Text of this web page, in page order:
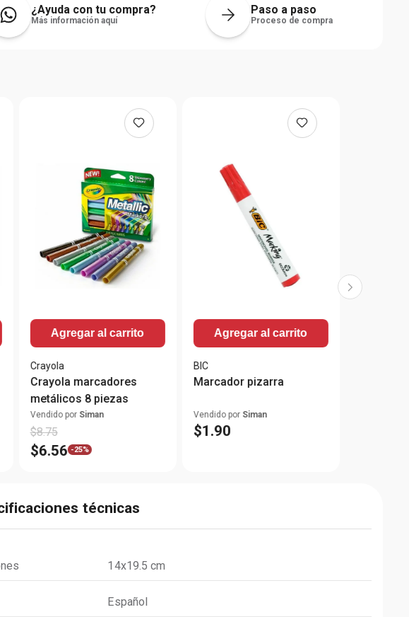
¿Ayuda con tu compra?
Más información aquí
Paso a paso
Proceso de compra
Agregar al carrito
Crayola
Crayola marcadores
metálicos 8 piezas
Vendido por Siman
$8.75
$6.56 -25%
Agregar al carrito
BIC
Marcador pizarra
Vendido por Siman
$1.90
técnicas
14x19.5 cm
Español